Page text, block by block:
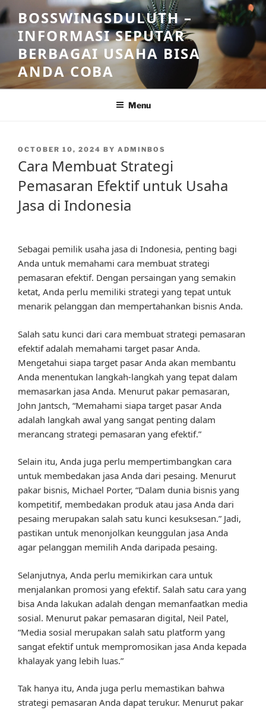
Skip
to
content
BOSSWINGSDULUTH –
INFORMASI SEPUTAR
BERBAGAI USAHA BISA
ANDA COBA
Menu
POSTED
OCTOBER 10, 2024 BY ADMINBOS
Cara Membuat Strategi
Pemasaran Efektif untuk Usaha
Jasa di Indonesia
Sebagai pemilik usaha jasa di Indonesia, penting bagi
Anda untuk memahami cara membuat strategi
pemasaran efektif. Dengan persaingan yang semakin
ketat, Anda perlu memiliki strategi yang tepat untuk
menarik pelanggan dan mempertahankan bisnis Anda.
Salah satu kunci dari cara membuat strategi pemasaran
efektif adalah memahami target pasar Anda.
Mengetahui siapa target pasar Anda akan membantu
Anda menentukan langkah-langkah yang tepat dalam
memasarkan jasa Anda. Menurut pakar pemasaran,
John Jantsch, “Memahami siapa target pasar Anda
adalah langkah awal yang sangat penting dalam
merancang strategi pemasaran yang efektif.”
Selain itu, Anda juga perlu mempertimbangkan cara
untuk membedakan jasa Anda dari pesaing. Menurut
pakar bisnis, Michael Porter, “Dalam dunia bisnis yang
kompetitif, membedakan produk atau jasa Anda dari
pesaing merupakan salah satu kunci kesuksesan.” Jadi,
pastikan untuk menonjolkan keunggulan jasa Anda
agar pelanggan memilih Anda daripada pesaing.
Selanjutnya, Anda perlu memikirkan cara untuk
menjalankan promosi yang efektif. Salah satu cara yang
bisa Anda lakukan adalah dengan memanfaatkan media
sosial. Menurut pakar pemasaran digital, Neil Patel,
“Media sosial merupakan salah satu platform yang
sangat efektif untuk mempromosikan jasa Anda kepada
khalayak yang lebih luas.”
Tak hanya itu, Anda juga perlu memastikan bahwa
strategi pemasaran Anda dapat terukur. Menurut pakar